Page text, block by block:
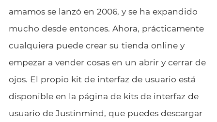
amamos se lanzó en 2006, y se ha expandido
mucho desde entonces. Ahora, prácticamente
cualquiera puede crear su tienda online y
empezar a vender cosas en un abrir y cerrar de
ojos. El propio kit de interfaz de usuario está
disponible en la página de kits de interfaz de
usuario de Justinmind, que puedes descargar